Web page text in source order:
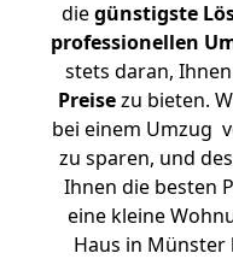
diegünstigste
professionellen
stets daran, Ihnen
Preisezu bieten.
bei einem Umzug
zu sparen, und
Ihnen die besten
eine kleine
Haus in Münster